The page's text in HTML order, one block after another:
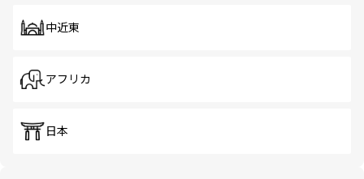
中近東
アフリカ
日本